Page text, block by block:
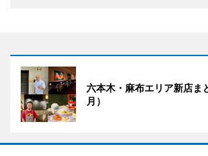
六本木・麻布エリア新店
月）